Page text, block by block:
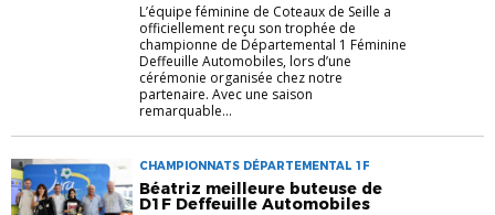
L’équipe féminine de Coteaux de Seille a
officiellement reçu son trophée de
championne de Départemental 1 Féminine
Deffeuille Automobiles, lors d’une
cérémonie organisée chez notre
partenaire. Avec une saison
remarquable...
CHAMPIONNATS DÉPARTEMENTAL 1F
Béatriz meilleure buteuse de
D1F Deffeuille Automobiles